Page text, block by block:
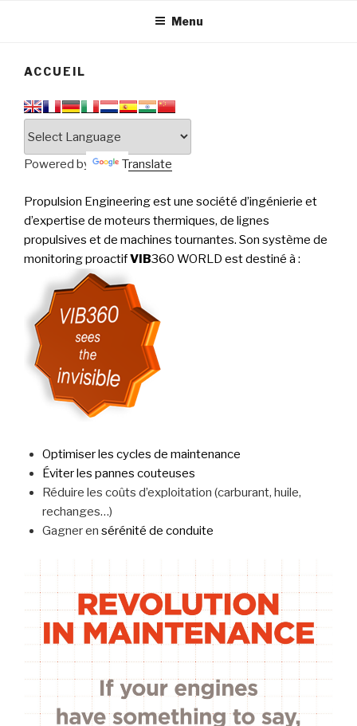
PERFORMANCE
Menu
ACCUEIL
Powered by Translate
Propulsion Engineering est une société d’ingénierie et
d’expertise de moteurs thermiques, de lignes
propulsives et de machines tournantes. Son système de
monitoring proactifVIB360 WORLD est destiné à :
Optimiser les cycles de maintenance
Éviter les pannes couteuses
Réduire les coûts d’exploitation (carburant, huile,
rechanges…)
Gagner en sérénité de conduite